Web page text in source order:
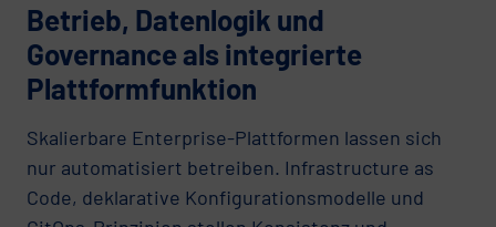
Betrieb, Datenlogik und
Governance als integrierte
Plattformfunktion
Skalierbare Enterprise-Plattformen lassen sich
nur automatisiert betreiben. Infrastructure as
Code, deklarative Konfigurationsmodelle und